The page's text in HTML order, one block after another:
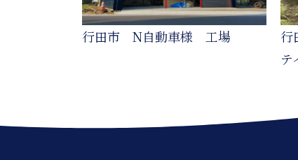
行田市 N自動車様 工場
テ